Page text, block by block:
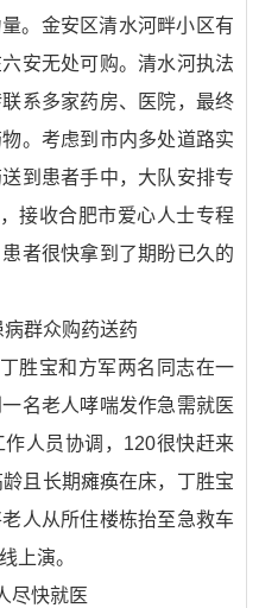
。金安区清水河畔小区有
安无处可购。清水河执法
系多家药房、医院，最终
。考虑到市内多处道路实
到患者手中，大队安排专
接收合肥市爱心人士专程
者很快拿到了期盼已久的
群众购药送药
胜宝和方军两名同志在一
名老人哮喘发作急需就医
人员协调，120很快赶来
且长期瘫痪在床，丁胜宝
人从所住楼栋抬至急救车
上演。
尽快就医